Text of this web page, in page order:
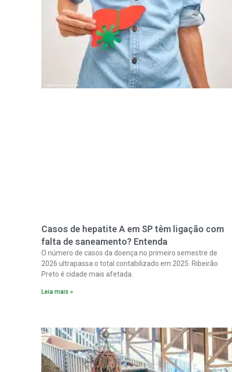
Casos de hepatite A em SP têm ligação com
falta de saneamento? Entenda
O número de casos da doença no primeiro semestre de
2026 ultrapassa o total contabilizado em 2025. Ribeirão
Preto é cidade mais afetada.
Leia mais »